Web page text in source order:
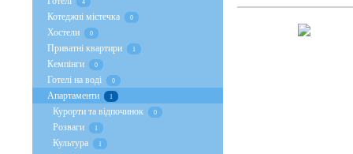
4
Котеджні містечка 0
Хостели 0
Приватні квартири 1
Кемпінги 0
Готелі на воді 0
Апартаменти 1
Курорти та відпочинок 0
Розваги 1
Культура 1